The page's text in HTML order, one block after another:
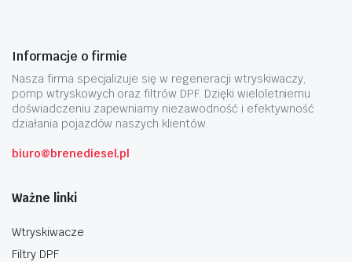
Informacje o firmie
Nasza firma specjalizuje się w regeneracji wtryskiwaczy,
pomp wtryskowych oraz filtrów DPF. Dzięki wieloletniemu
doświadczeniu zapewniamy niezawodność i efektywność
działania pojazdów naszych klientów.
biuro@brenediesel.pl
Ważne linki
Wtryskiwacze
Filtry DPF